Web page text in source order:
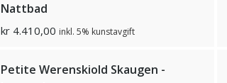
Nattbad
kr 4.410,00 inkl. 5% kunstavgift
Petite Werenskiold Skaugen -